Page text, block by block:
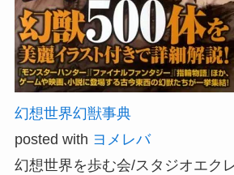
幻想世界幻獣事典
posted with ヨメレバ
幻想世界を歩む会/スタジオエク